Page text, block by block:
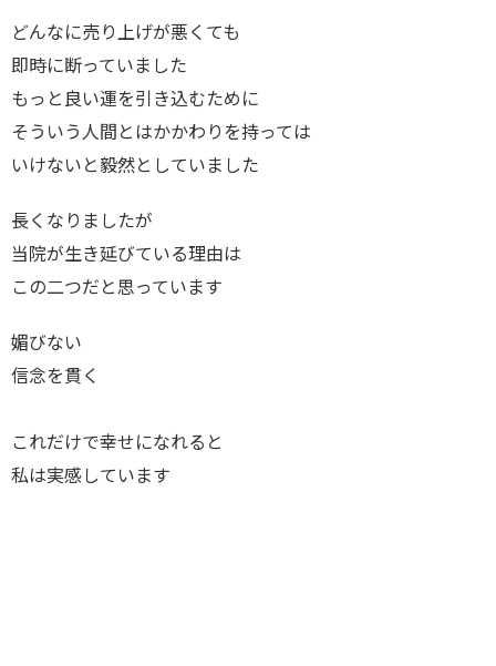
どんなに売り上げが悪くても
即時に断っていました
もっと良い運を引き込むために
そういう人間とはかかわりを持っては
いけないと毅然としていました
長くなりましたが
当院が生き延びている理由は
この二つだと思っています
媚びない
信念を貫く
これだけで幸せになれると
私は実感しています